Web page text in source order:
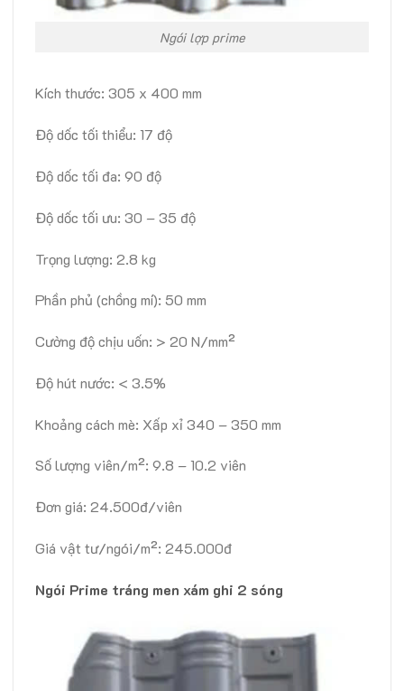
Ngói lợp prime
Kích thước: 305 x 400 mm
Độ dốc tối thiểu: 17 độ
Độ dốc tối đa: 90 độ
Độ dốc tối ưu: 30 – 35 độ
Trọng lượng: 2.8 kg
Phần phủ (chồng mí): 50 mm
Cường độ chịu uốn: > 20 N/mm²
Độ hút nước: < 3.5%
Khoảng cách mè: Xấp xỉ 340 – 350 mm
Số lượng viên/m²: 9.8 – 10.2 viên
Đơn giá: 24.500đ/viên
Giá vật tư/ngói/m²: 245.000đ
Ngói Prime tráng men xám ghi 2 sóng